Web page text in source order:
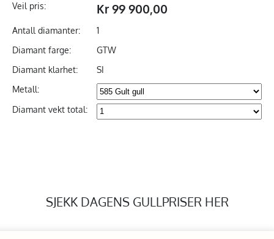
Veil pris:
Kr 99 900,00
Antall diamanter:
1
Diamant farge:
GTW
Diamant klarhet:
SI
Metall:
Diamant vekt total:
SJEKK DAGENS GULLPRISER HER